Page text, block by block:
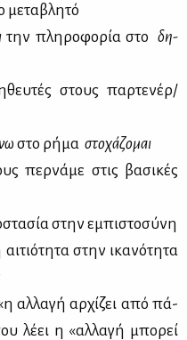
με­τα­βλη­τό
την πλη­ρο­φο­ρία στο δη­
στους παρ­τε­νέρ/
στο ρή­μα στο­χά­ζο­μαι
περ­νά­με στις βα­σι­κές
στην εμπι­στο­σύ­νη
στην ικα­νό­τη­τα
αλ­λα­γή αρ­χί­ζει από πά­
λέ­ει η «αλ­λα­γή μπο­ρεί